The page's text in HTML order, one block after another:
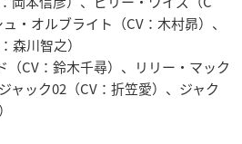
・オルブライト（CV：木村昴）、
森川智之）
（CV：鈴木千尋）、リリー・マック
ャック02（CV：折笠愛）、ジャク